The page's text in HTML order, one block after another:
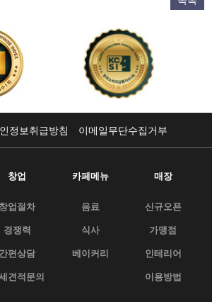
정보취급방침 이메일무단수집거부
창업
창업절차
경쟁력
간편상담
견적문의
카페메뉴
음료
식사
베이커리
매장
신규오픈
가맹점
인테리어
이용방법